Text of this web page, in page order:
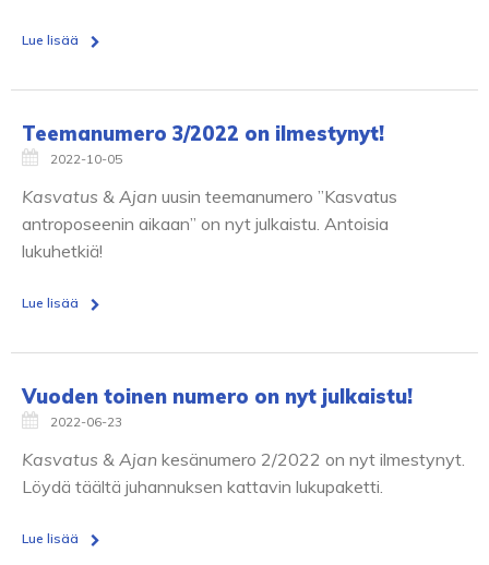
Lue lisää
Teemanumero 3/2022 on ilmestynyt!
2022-10-05
Kasvatus & Ajan uusin teemanumero ”Kasvatus
antroposeenin aikaan” on nyt julkaistu. Antoisia
lukuhetkiä!
Lue lisää
Vuoden toinen numero on nyt julkaistu!
2022-06-23
Kasvatus & Ajan kesänumero 2/2022 on nyt ilmestynyt.
Löydä täältä juhannuksen kattavin lukupaketti.
Lue lisää